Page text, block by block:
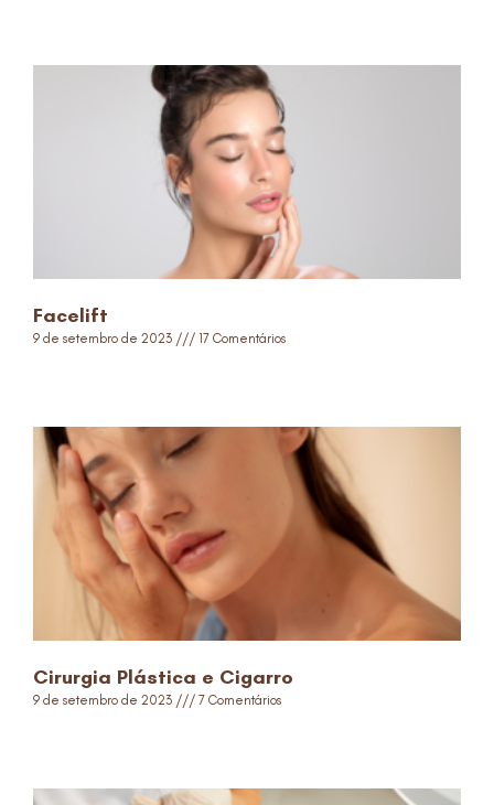
Facelift
9 de setembro de 2023 17 Comentários
Cirurgia Plástica e Cigarro
9 de setembro de 2023 7 Comentários